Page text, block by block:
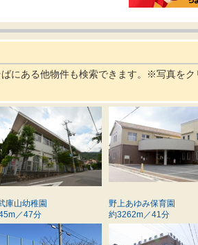
にある他物件も検索できます。※写真をク
庫山幼稚園
／47分
野上あゆみ保育園
約3262m／41分